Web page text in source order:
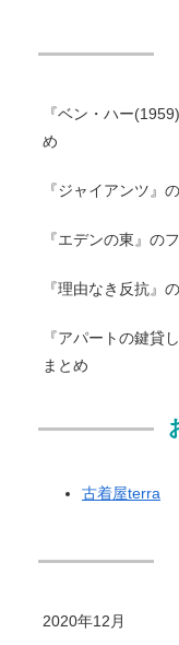
『ベン・ハー
め
『ジャイアンツ』
『エデンの東』の
『理由なき反抗』
『アパートの鍵貸
まとめ
古着屋terra
2020年12月